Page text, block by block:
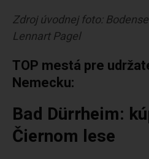
Zdroj úvodnej foto:
Lennart Pagel
TOP mestá pre
Nemecku:
Bad Dürrheim:
Čiernom lese